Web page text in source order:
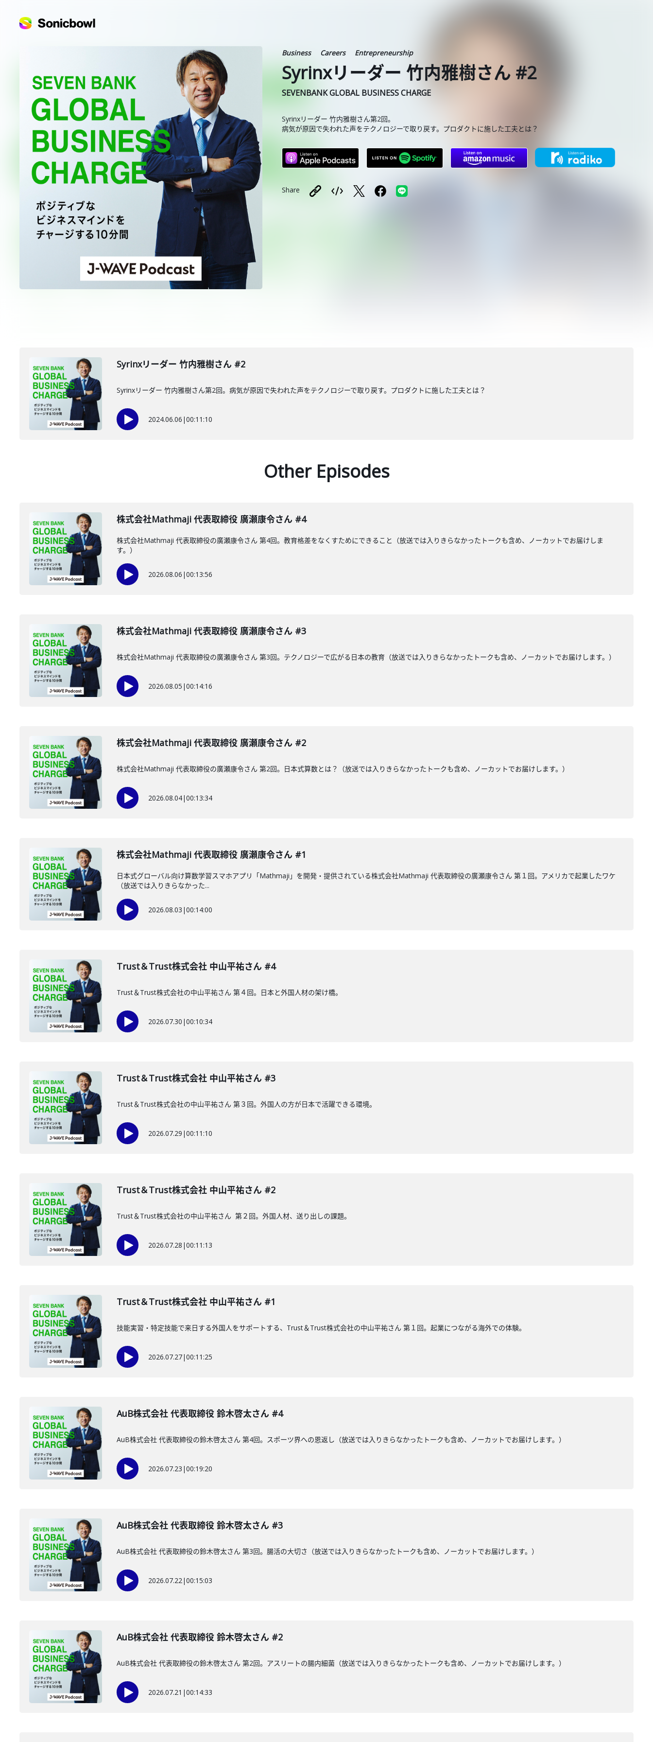
Business Careers Entrepreneurship
Syrinxリーダー 竹内雅樹さん #2
SEVENBANK GLOBAL BUSINESS CHARGE
Syrinxリーダー 竹内雅樹さん第2回。
病気が原因で失われた声をテクノロジーで取り戻す。プロダクトに施した工夫とは？
Share
Syrinxリーダー 竹内雅樹さん #2
Syrinxリーダー 竹内雅樹さん第2回。病気が原因で失われた声をテクノロジーで取り戻す。プロダクトに施した工夫とは？
2024.06.06 |00:11:10
Other Episodes
株式会社Mathmaji 代表取締役 廣瀬康令さん #4
株式会社Mathmaji 代表取締役の廣瀬康令さん 第4回。教育格差をなくすためにできること（放送では入りきらなかったトークも含め、ノーカットでお届けしま
す。）
2026.08.06 |00:13:56
株式会社Mathmaji 代表取締役 廣瀬康令さん #3
株式会社Mathmaji 代表取締役の廣瀬康令さん 第3回。テクノロジーで広がる日本の教育（放送では入りきらなかったトークも含め、ノーカットでお届けします。）
2026.08.05 |00:14:16
株式会社Mathmaji 代表取締役 廣瀬康令さん #2
株式会社Mathmaji 代表取締役の廣瀬康令さん 第2回。日本式算数とは？（放送では入りきらなかったトークも含め、ノーカットでお届けします。）
2026.08.04|00:13:34
株式会社Mathmaji 代表取締役 廣瀬康令さん #1
日本式グローバル向け算数学習スマホアプリ「Mathmaji」を開発・提供されている株式会社Mathmaji 代表取締役の廣瀬康令さん 第１回。アメリカで起業したワケ
（放送では入りきらなかった...
2026.08.03 |00:14:00
Trust＆Trust株式会社 中山平祐さん #4
Trust＆Trust株式会社の中山平祐さん 第４回。日本と外国人材の架け橋。
2026.07.30 |00:10:34
Trust＆Trust株式会社 中山平祐さん #3
Trust＆Trust株式会社の中山平祐さん 第３回。外国人の方が日本で活躍できる環境。
2026.07.29 |00:11:10
Trust＆Trust株式会社 中山平祐さん #2
Trust＆Trust株式会社の中山平祐さん 第２回。外国人材、送り出しの課題。
2026.07.28 |00:11:13
Trust＆Trust株式会社 中山平祐さん #1
技能実習・特定技能で来日する外国人をサポートする、Trust＆Trust株式会社の中山平祐さん 第１回。起業につながる海外での体験。
2026.07.27|00:11:25
AuB株式会社 代表取締役 鈴木啓太さん #4
AuB株式会社 代表取締役の鈴木啓太さん 第4回。スポーツ界への恩返し（放送では入りきらなかったトークも含め、ノーカットでお届けします。）
2026.07.23 |00:19:20
AuB株式会社 代表取締役 鈴木啓太さん #3
AuB株式会社 代表取締役の鈴木啓太さん 第3回。腸活の大切さ（放送では入りきらなかったトークも含め、ノーカットでお届けします。）
2026.07.22|00:15:03
AuB株式会社 代表取締役 鈴木啓太さん #2
AuB株式会社 代表取締役の鈴木啓太さん 第2回。アスリートの腸内細菌（放送では入りきらなかったトークも含め、ノーカットでお届けします。）
2026.07.21 |00:14:33